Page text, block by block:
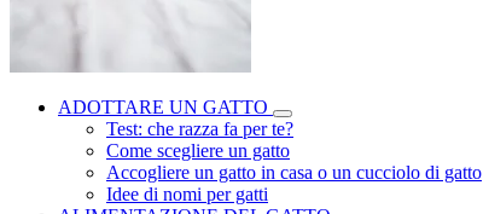
ADOTTARE UN GATTO
Test: che razza fa per te?
Come scegliere un gatto
Accogliere un gatto in casa o un cucciolo di gatto
Idee di nomi per gatti